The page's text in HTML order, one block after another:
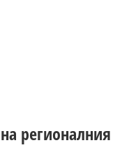
регионалния